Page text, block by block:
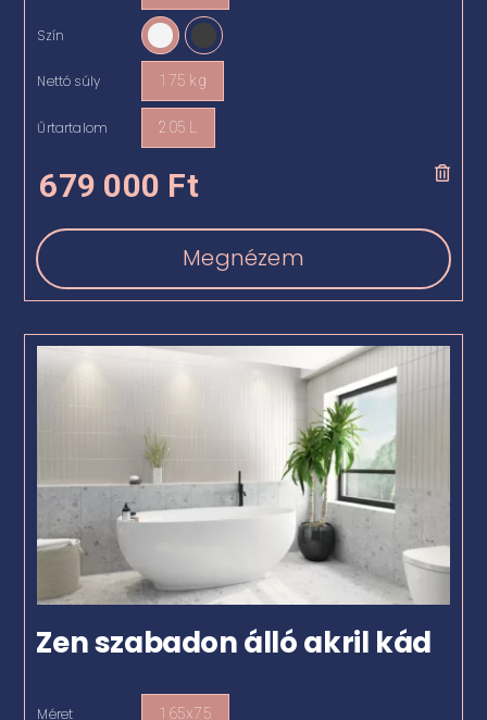
Szín
Nettó súly 175 kg
Űrtartalom 205 L
679 000 Ft
Megnézem
Zen szabadon álló akril kád
Méret 165x75